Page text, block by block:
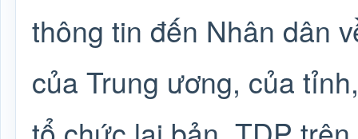
thông tin đến Nhân dân
của Trung ương, của